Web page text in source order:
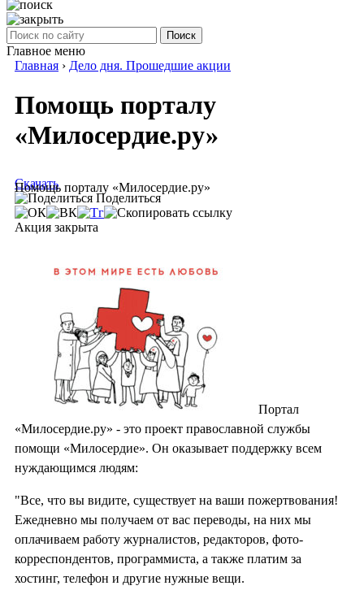
Поиск
Главное меню
Главная › Дело дня. Прошедшие акции
Помощь порталу
«Милосердие.ру»
Помощь порталу «Милосердие.ру»
Скачать
Поделиться
Акция закрыта
Портал
«Милосердие.ру» - это проект православной службы
помощи «Милосердие». Он оказывает поддержку всем
нуждающимся людям:
"Все, что вы видите, существует на ваши пожертвования!
Ежедневно мы получаем от вас переводы, на них мы
оплачиваем работу журналистов, редакторов, фото-
корреспондентов, программиста, а также платим за
хостинг, телефон и другие нужные вещи.